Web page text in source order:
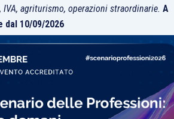
IVA, agriturismo, operazioni straordinarie.A
dal 10/09/2026